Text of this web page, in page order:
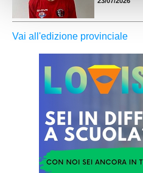
Vai all'edizione provinciale